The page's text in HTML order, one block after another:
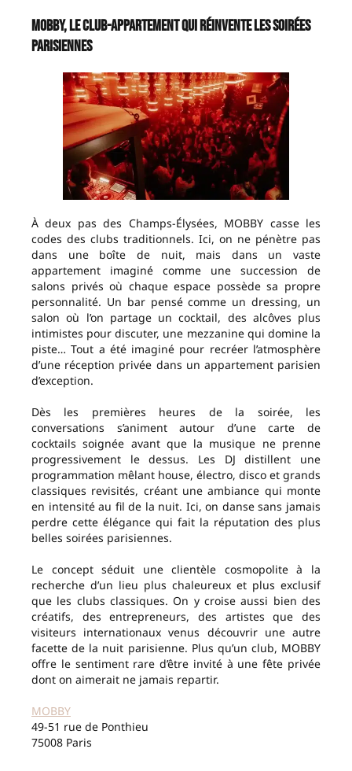
MOBBY, le club-appartement qui réinvente les soirées
parisiennes
À deux pas des Champs-Élysées, MOBBY casse les
codes des clubs traditionnels. Ici, on ne pénètre pas
dans une boîte de nuit, mais dans un vaste
appartement imaginé comme une succession de
salons privés où chaque espace possède sa propre
personnalité. Un bar pensé comme un dressing, un
salon où l’on partage un cocktail, des alcôves plus
intimistes pour discuter, une mezzanine qui domine la
piste… Tout a été imaginé pour recréer l’atmosphère
d’une réception privée dans un appartement parisien
d’exception.
Dès les premières heures de la soirée, les
conversations s’animent autour d’une carte de
cocktails soignée avant que la musique ne prenne
progressivement le dessus. Les DJ distillent une
programmation mêlant house, électro, disco et grands
classiques revisités, créant une ambiance qui monte
en intensité au fil de la nuit. Ici, on danse sans jamais
perdre cette élégance qui fait la réputation des plus
belles soirées parisiennes.
Le concept séduit une clientèle cosmopolite à la
recherche d’un lieu plus chaleureux et plus exclusif
que les clubs classiques. On y croise aussi bien des
créatifs, des entrepreneurs, des artistes que des
visiteurs internationaux venus découvrir une autre
facette de la nuit parisienne. Plus qu’un club, MOBBY
offre le sentiment rare d’être invité à une fête privée
dont on aimerait ne jamais repartir.
MOBBY
49-51 rue de Ponthieu
75008 Paris